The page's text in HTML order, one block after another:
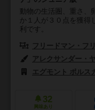
動物の生活圏、重さ、
か１人が３０点を獲得
利です。
フリードマン・フ
アレクサンダー・
エグモント ポルス
32
興味あり